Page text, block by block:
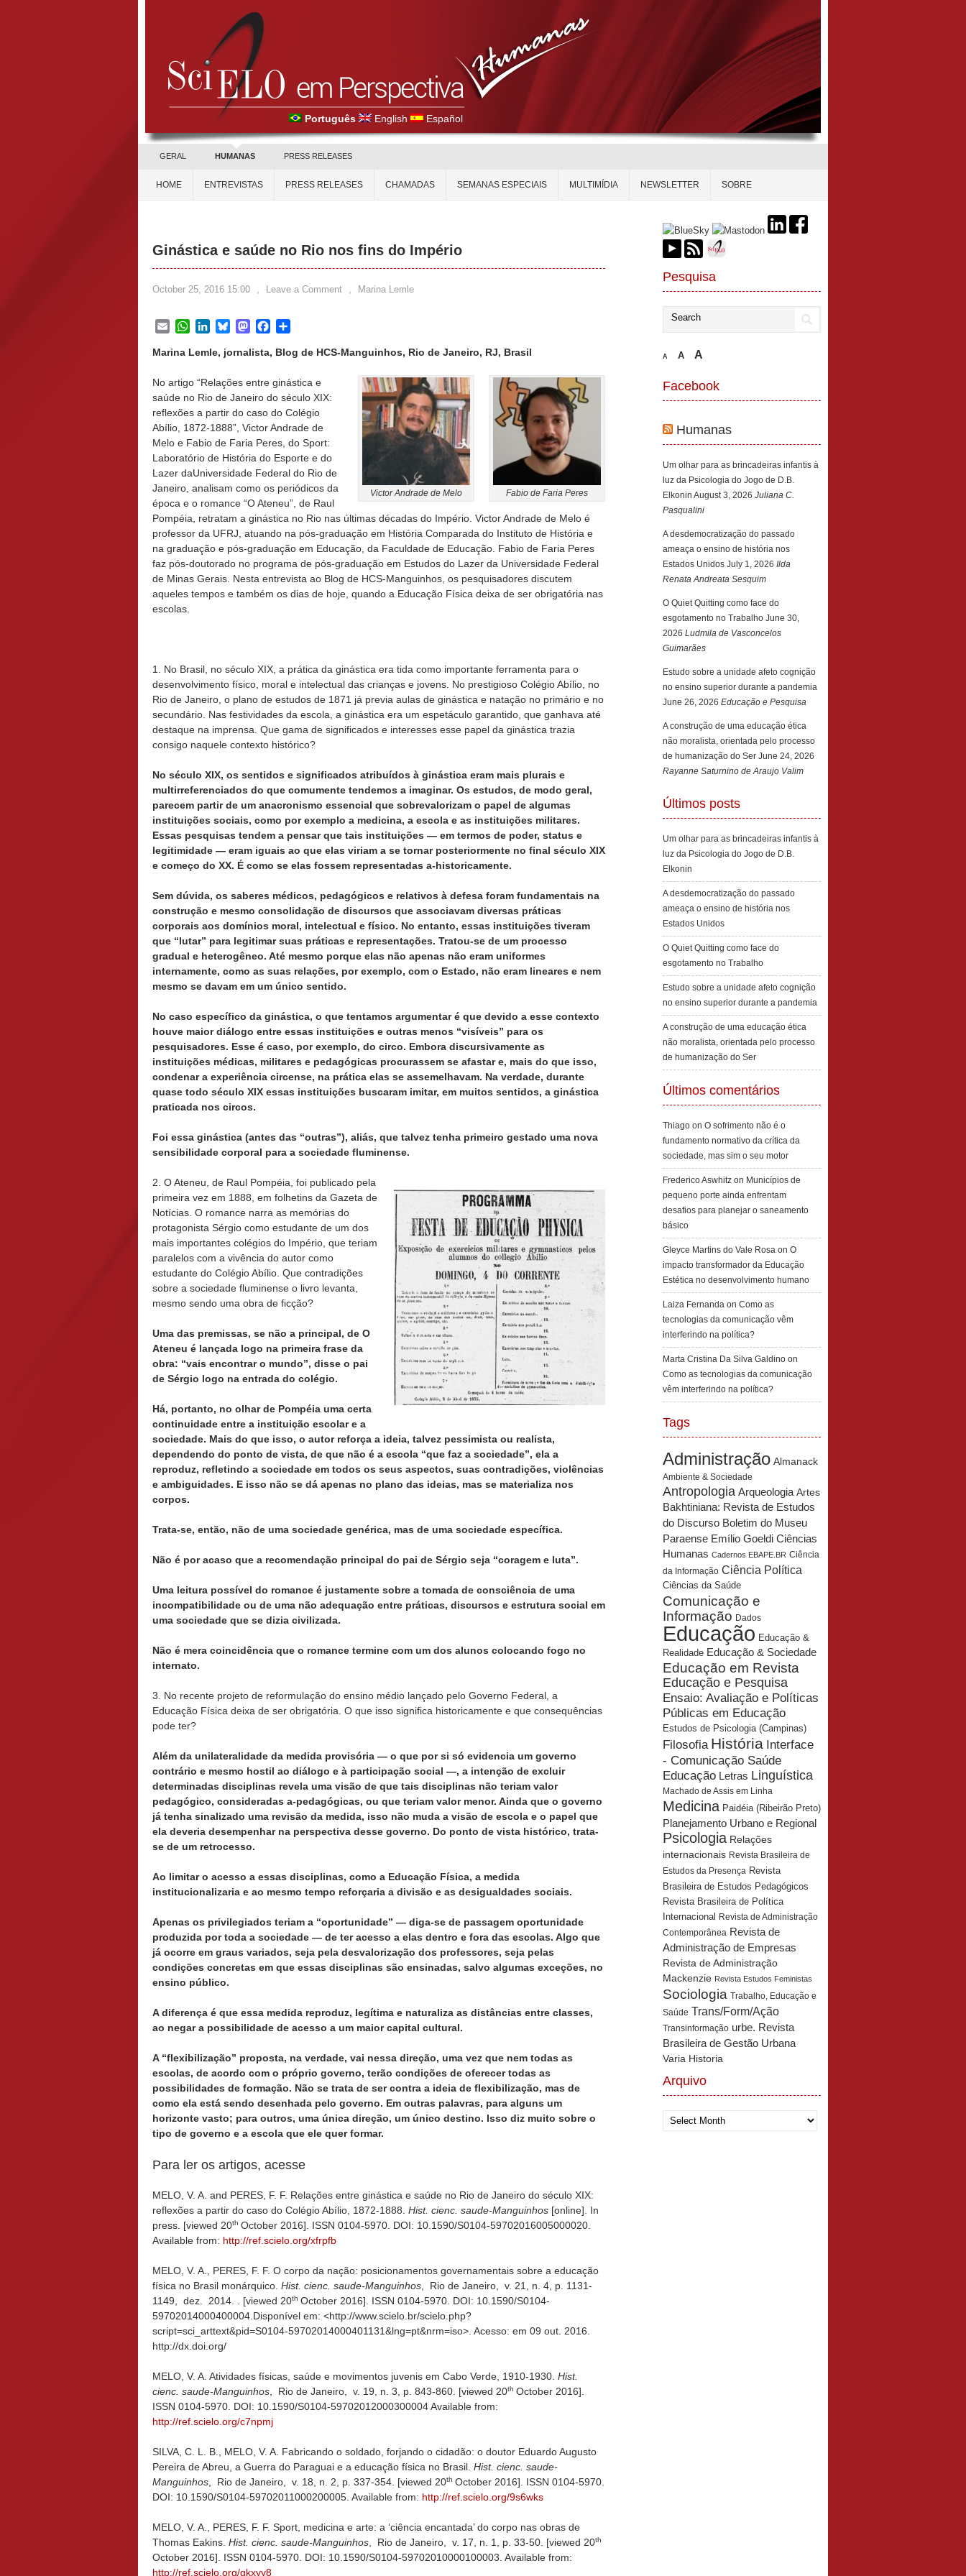
Português English Español
GERAL HUMANAS PRESS RELEASES
HOME ENTREVISTAS PRESS RELEASES CHAMADAS SEMANAS ESPECIAIS MULTIMÍDIA NEWSLETTER SOBRE
Ginástica e saúde no Rio nos fins do Império
October 25, 2016 15:00 , Leave a Comment , Marina Lemle
EmailWhatsApp
LinkedInBlueskyMastodonFacebook
Marina Lemle, jornalista, Blog de HCS-Manguinhos, Rio de Janeiro, RJ, Brasil
Fabio de Faria Peres
Victor Andrade de Melo
No artigo “Relações entre ginástica e
saúde no Rio de Janeiro do século XIX:
reflexões a partir do caso do Colégio
Abílio, 1872-1888”, Victor Andrade de
Melo e Fabio de Faria Peres, do Sport:
Laboratório de História do Esporte e do
Lazer daUniversidade Federal do Rio de
Janeiro, analisam como os periódicos da
época e o romance “O Ateneu”, de Raul
Pompéia, retratam a ginástica no Rio nas últimas décadas do Império. Victor Andrade de Melo é
professor da UFRJ, atuando na pós-graduação em História Comparada do Instituto de História e
na graduação e pós-graduação em Educação, da Faculdade de Educação. Fabio de Faria Peres
faz pós-doutorado no programa de pós-graduação em Estudos do Lazer da Universidade Federal
de Minas Gerais. Nesta entrevista ao Blog de HCS-Manguinhos, os pesquisadores discutem
aqueles tempos e também os dias de hoje, quando a Educação Física deixa de ser obrigatória nas
escolas.
1. No Brasil, no século XIX, a prática da ginástica era tida como importante ferramenta para o
desenvolvimento físico, moral e intelectual das crianças e jovens. No prestigioso Colégio Abílio, no
Rio de Janeiro, o plano de estudos de 1871 já previa aulas de ginástica e natação no primário e no
secundário. Nas festividades da escola, a ginástica era um espetáculo garantido, que ganhava até
destaque na imprensa. Que gama de significados e interesses esse papel da ginástica trazia
consigo naquele contexto histórico?
No século XIX, os sentidos e significados atribuídos à ginástica eram mais plurais e
multirreferenciados do que comumente tendemos a imaginar. Os estudos, de modo geral,
parecem partir de um anacronismo essencial que sobrevalorizam o papel de algumas
instituições sociais, como por exemplo a medicina, a escola e as instituições militares.
Essas pesquisas tendem a pensar que tais instituições — em termos de poder, status e
legitimidade — eram iguais ao que elas viriam a se tornar posteriormente no final século XIX
e começo do XX. É como se elas fossem representadas a-historicamente.
Sem dúvida, os saberes médicos, pedagógicos e relativos à defesa foram fundamentais na
construção e mesmo consolidação de discursos que associavam diversas práticas
corporais aos domínios moral, intelectual e físico. No entanto, essas instituições tiveram
que “lutar” para legitimar suas práticas e representações. Tratou-se de um processo
gradual e heterogêneo. Até mesmo porque elas não apenas não eram uniformes
internamente, como as suas relações, por exemplo, com o Estado, não eram lineares e nem
mesmo se davam em um único sentido.
No caso específico da ginástica, o que tentamos argumentar é que devido a esse contexto
houve maior diálogo entre essas instituições e outras menos “visíveis” para os
pesquisadores. Esse é caso, por exemplo, do circo. Embora discursivamente as
instituições médicas, militares e pedagógicas procurassem se afastar e, mais do que isso,
condenar a experiência circense, na prática elas se assemelhavam. Na verdade, durante
quase todo século XIX essas instituições buscaram imitar, em muitos sentidos, a ginástica
praticada nos circos.
Foi essa ginástica (antes das “outras”), aliás, que talvez tenha primeiro gestado uma nova
sensibilidade corporal para a sociedade fluminense.
2. O Ateneu, de Raul Pompéia, foi publicado pela
primeira vez em 1888, em folhetins da Gazeta de
Notícias. O romance narra as memórias do
protagonista Sérgio como estudante de um dos
mais importantes colégios do Império, que teriam
paralelos com a vivência do autor como
estudante do Colégio Abílio. Que contradições
sobre a sociedade fluminense o livro levanta,
mesmo sendo uma obra de ficção?
Uma das premissas, se não a principal, de O
Ateneu é lançada logo na primeira frase da
obra: “vais encontrar o mundo”, disse o pai
de Sérgio logo na entrada do colégio.
Há, portanto, no olhar de Pompéia uma certa
continuidade entre a instituição escolar e a
sociedade. Mais do que isso, o autor reforça a ideia, talvez pessimista ou realista,
dependendo do ponto de vista, de que não é a escola “que faz a sociedade”, ela a
reproduz, refletindo a sociedade em todos os seus aspectos, suas contradições, violências
e ambiguidades. E isso não se dá apenas no plano das ideias, mas se materializa nos
corpos.
Trata-se, então, não de uma sociedade genérica, mas de uma sociedade específica.
Não é por acaso que a recomendação principal do pai de Sérgio seja “coragem e luta”.
Uma leitura possível do romance é justamente sobre a tomada de consciência de uma
incompatibilidade ou de uma não adequação entre práticas, discursos e estrutura social em
uma sociedade que se dizia civilizada.
Não é mera coincidência que o romance termine com um dos alunos colocando fogo no
internato.
3. No recente projeto de reformulação do ensino médio lançado pelo Governo Federal, a
Educação Física deixa de ser obrigatória. O que isso significa historicamente e que consequências
pode ter?
Além da unilateralidade da medida provisória — o que por si só evidencia um governo
contrário e mesmo hostil ao diálogo e à participação social —, a intenção de excluir
determinadas disciplinas revela uma visão de que tais disciplinas não teriam valor
pedagógico, consideradas a-pedagógicas, ou que teriam valor menor. Ainda que o governo
já tenha sinalizado uma revisão da medida, isso não muda a visão de escola e o papel que
ela deveria desempenhar na perspectiva desse governo. Do ponto de vista histórico, trata-
se de um retrocesso.
Ao limitar o acesso a essas disciplinas, como a Educação Física, a medida
institucionalizaria e ao mesmo tempo reforçaria a divisão e as desigualdades sociais.
Apenas os privilegiados teriam a “oportunidade” — diga-se de passagem oportunidade
produzida por toda a sociedade — de ter acesso a elas dentro e fora das escolas. Algo que
já ocorre em graus variados, seja pela desvalorização dos professores, seja pelas
condições concretas em que essas disciplinas são ensinadas, salvo algumas exceções, no
ensino público.
A diferença é que essa medida reproduz, legítima e naturaliza as distâncias entre classes,
ao negar a possibilidade de acesso a um maior capital cultural.
A “flexibilização” proposta, na verdade, vai nessa direção, uma vez que nem todas as
escolas, de acordo com o próprio governo, terão condições de oferecer todas as
possibilidades de formação. Não se trata de ser contra a ideia de flexibilização, mas de
como ela está sendo desenhada pelo governo. Em outras palavras, para alguns um
horizonte vasto; para outros, uma única direção, um único destino. Isso diz muito sobre o
tipo de governo e a escola que ele quer formar.
Para ler os artigos, acesse
MELO, V. A. and PERES, F. F. Relações entre ginástica e saúde no Rio de Janeiro do século XIX:
reflexões a partir do caso do Colégio Abílio, 1872-1888. Hist. cienc. saude-Manguinhos [online]. In
press. [viewed 20th October 2016]. ISSN 0104-5970. DOI: 10.1590/S0104-59702016005000020.
Available from: http://ref.scielo.org/xfrpfb
MELO, V. A., PERES, F. F. O corpo da nação: posicionamentos governamentais sobre a educação
física no Brasil monárquico. Hist. cienc. saude-Manguinhos , Rio de Janeiro, v. 21, n. 4, p. 1131-
1149, dez. 2014. . [viewed 20th October 2016]. ISSN 0104-5970. DOI: 10.1590/S0104-
59702014000400004.Disponível em: <http://www.scielo.br/scielo.php?
script=sci_arttext&pid=S0104-59702014000401131&lng=pt&nrm=iso>. Acesso: em 09 out. 2016.
http://dx.doi.org/
MELO, V. A. Atividades físicas, saúde e movimentos juvenis em Cabo Verde, 1910-1930. Hist.
cienc. saude-Manguinhos , Rio de Janeiro, v. 19, n. 3, p. 843-860. [viewed 20th October 2016].
ISSN 0104-5970. DOI: 10.1590/S0104-59702012000300004 Available from:
http://ref.scielo.org/c7npmj
SILVA, C. L. B., MELO, V. A. Fabricando o soldado, forjando o cidadão: o doutor Eduardo Augusto
Pereira de Abreu, a Guerra do Paraguai e a educação física no Brasil. Hist. cienc. saude-
Manguinhos , Rio de Janeiro, v. 18, n. 2, p. 337-354. [viewed 20th October 2016]. ISSN 0104-5970.
DOI: 10.1590/S0104-59702011000200005. Available from: http://ref.scielo.org/9s6wks
MELO, V. A., PERES, F. F. Sport, medicina e arte: a ‘ciência encantada’ do corpo nas obras de
Thomas Eakins. Hist. cienc. saude-Manguinhos , Rio de Janeiro, v. 17, n. 1, p. 33-50. [viewed 20th
October 2016]. ISSN 0104-5970. DOI: 10.1590/S0104-59702010000100003. Available from:
http://ref.scielo.org/gkxyy8
Pesquisa
A A A
Facebook
Humanas
Um olhar para as brincadeiras infantis à
luz da Psicologia do Jogo de D.B.
Elkonin August 3, 2026 Juliana C.
Pasqualini
A desdemocratização do passado
ameaça o ensino de história nos
Estados Unidos July 1, 2026 Ilda
Renata Andreata Sesquim
O Quiet Quitting como face do
esgotamento no Trabalho June 30,
2026 Ludmila de Vasconcelos
Guimarães
Estudo sobre a unidade afeto cognição
no ensino superior durante a pandemia
June 26, 2026 Educação e Pesquisa
A construção de uma educação ética
não moralista, orientada pelo processo
de humanização do Ser June 24, 2026
Rayanne Saturnino de Araujo Valim
Últimos posts
Um olhar para as brincadeiras infantis à
luz da Psicologia do Jogo de D.B.
Elkonin
A desdemocratização do passado
ameaça o ensino de história nos
Estados Unidos
O Quiet Quitting como face do
esgotamento no Trabalho
Estudo sobre a unidade afeto cognição
no ensino superior durante a pandemia
A construção de uma educação ética
não moralista, orientada pelo processo
de humanização do Ser
Últimos comentários
Thiago on O sofrimento não é o
fundamento normativo da crítica da
sociedade, mas sim o seu motor
Frederico Aswhitz on Municípios de
pequeno porte ainda enfrentam
desafios para planejar o saneamento
básico
Gleyce Martins do Vale Rosa on O
impacto transformador da Educação
Estética no desenvolvimento humano
Laiza Fernanda on Como as
tecnologias da comunicação vêm
interferindo na política?
Marta Cristina Da Silva Galdino on
Como as tecnologias da comunicação
vêm interferindo na política?
Tags
Administração Almanack
Ambiente & Sociedade
Antropologia Arqueologia Artes
Bakhtiniana: Revista de Estudos
do Discurso Boletim do Museu
Paraense Emílio Goeldi Ciências
Humanas Cadernos EBAPE.BR Ciência
da Informação Ciência Política
Ciências da Saúde
Comunicação e
Informação Dados
Educação Educação &
Realidade Educação & Sociedade
Educação em Revista
Educação e Pesquisa
Ensaio: Avaliação e Políticas
Públicas em Educação
Estudos de Psicologia (Campinas)
Filosofia História Interface
- Comunicação Saúde
Educação Letras Linguística
Machado de Assis em Linha
Medicina Paidéia (Ribeirão Preto)
Planejamento Urbano e Regional
Psicologia Relações
internacionais Revista Brasileira de
Estudos da Presença Revista
Brasileira de Estudos Pedagógicos
Revista Brasileira de Política
Internacional Revista de Administração
Contemporânea Revista de
Administração de Empresas
Revista de Administração
Mackenzie Revista Estudos Feministas
Sociologia Trabalho, Educação e
Saúde Trans/Form/Ação
Transinformação urbe. Revista
Brasileira de Gestão Urbana
Varia Historia
Arquivo
Arquivo